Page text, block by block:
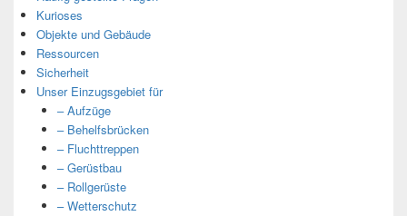
Kurioses
Objekte und Gebäude
Ressourcen
Sicherheit
Unser Einzugsgebiet für
– Aufzüge
– Behelfsbrücken
– Fluchttreppen
– Gerüstbau
– Rollgerüste
– Wetterschutz